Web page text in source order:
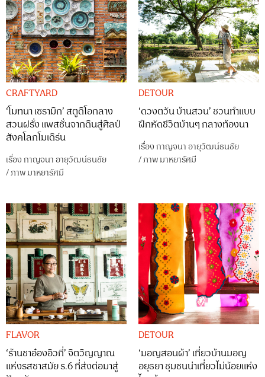
CRAFTYARD
‘โมทนา เซรามิก’ สตูดิโอกลาง
สวนฝรั่ง แพสชั่นจากดินสู่ศิลป์
สังคโลกโมเดิร์น
เรื่อง กาญจนา อายุวัฒน์ธนชัย
/ภาพมาหยารัศมี
DETOUR
‘ดวงตวัน บ้านสวน’ ชวนทำแบบ
ฝึกหัดชีวิตบ้านๆ กลางท้องนา
เรื่อง กาญจนา อายุวัฒน์ธนชัย
/ภาพมาหยารัศมี
FLAVOR
‘ร้านชาอ๋องอิวกี่’ จิตวิญญาณ
แห่งรสชาสมัย ร.6 ที่ส่งต่อมาสู่
DETOUR
‘มอญสอนผ้า’ เที่ยวบ้านมอญ
อยุธยา ชุมชนน่าเที่ยวไม่น้อยแห่ง